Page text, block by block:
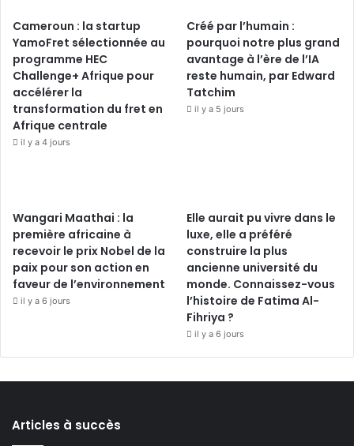
Cameroun : la startup
YamoFret sélectionnée au
programme HEC
Challenge+ Afrique pour
accélérer la
transformation du fret en
Afrique centrale
il y a 4 jours
Créé par l’humain :
pourquoi notre plus grand
avantage à l’ère de l’IA
reste humain, par Edward
Tatchim
il y a 5 jours
Wangari Maathai : la
première africaine à
recevoir le prix Nobel de la
paix pour son action en
faveur de l’environnement
il y a 6 jours
Elle aurait pu vivre dans le
luxe, elle a préféré
construire la plus
ancienne université du
monde. Connaissez-vous
l’histoire de Fatima Al-
Fihriya ?
il y a 6 jours
Articles à succès